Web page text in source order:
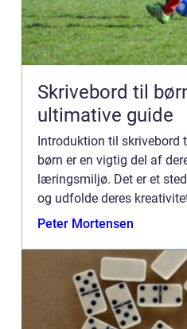
Skrivebord til
ultimative guide
Introduktion til skrivebord
børn er en vigtig del af
læringsmiljø. Det er et
og udfolde deres
i skole eller blot elsker at
Peter Mortensen